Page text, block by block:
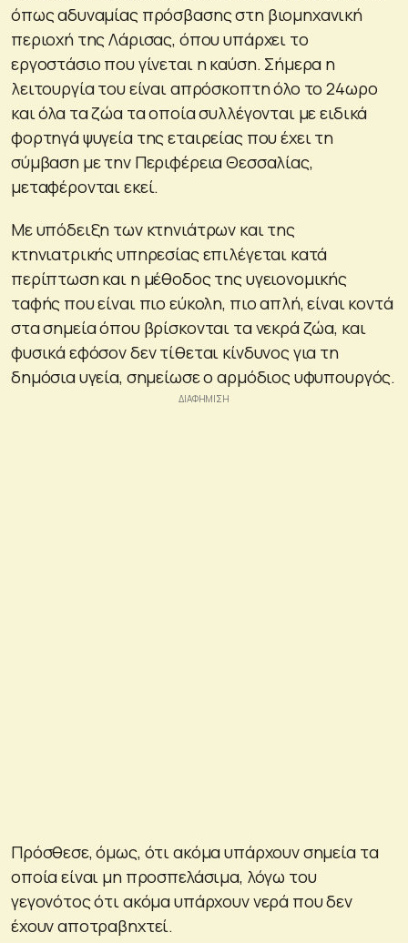
όπως αδυναμίας πρόσβασης στη βιομηχανική
περιοχή της Λάρισας, όπου υπάρχει το
εργοστάσιο που γίνεται η καύση. Σήμερα η
λειτουργία του είναι απρόσκοπτη όλο το 24ωρο
και όλα τα ζώα τα οποία συλλέγονται με ειδικά
φορτηγά ψυγεία της εταιρείας που έχει τη
σύμβαση με την Περιφέρεια Θεσσαλίας,
μεταφέρονται εκεί.
Με υπόδειξη των κτηνιάτρων και της
κτηνιατρικής υπηρεσίας επιλέγεται κατά
περίπτωση και η μέθοδος της υγειονομικής
ταφής που είναι πιο εύκολη, πιο απλή, είναι κοντά
στα σημεία όπου βρίσκονται τα νεκρά ζώα, και
φυσικά εφόσον δεν τίθεται κίνδυνος για τη
δημόσια υγεία, σημείωσε ο αρμόδιος υφυπουργός.
Πρόσθεσε, όμως, ότι ακόμα υπάρχουν σημεία τα
οποία είναι μη προσπελάσιμα, λόγω του
γεγονότος ότι ακόμα υπάρχουν νερά που δεν
έχουν αποτραβηχτεί.